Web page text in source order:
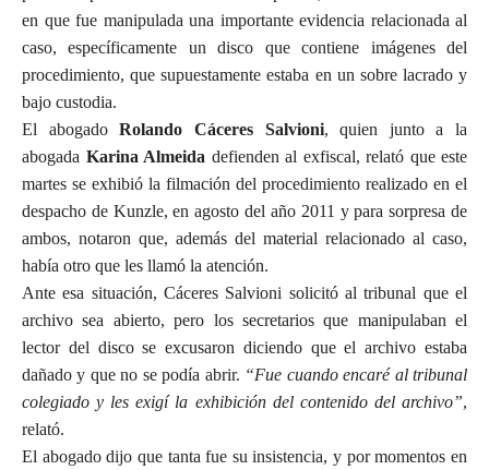
en que fue manipulada una importante evidencia relacionada al
caso, específicamente un disco que contiene imágenes del
procedimiento, que supuestamente estaba en un sobre lacrado y
bajo custodia.
El abogadoRolando Cáceres Salvioni, quien junto a la
abogada Karina Almeida defienden al exfiscal, relató que este
martes se exhibió la filmación del procedimiento realizado en el
despacho de Kunzle, en agosto del año 2011 y para sorpresa de
ambos, notaron que, además del material relacionado al caso,
había otro que les llamó la atención.
Ante esa situación, Cáceres Salvioni solicitó al tribunal que el
archivo sea abierto, pero los secretarios que manipulaban el
lector del disco se excusaron diciendo que el archivo estaba
dañado y que no se podía abrir. “Fue cuando encaré al tribunal
colegiado y les exigí la exhibición del contenido del archivo”,
relató.
El abogado dijo que tanta fue su insistencia, y por momentos en